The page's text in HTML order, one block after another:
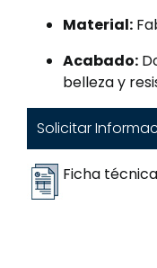
Material:
Acabado:
belleza y
Solicitar
Ficha técnica